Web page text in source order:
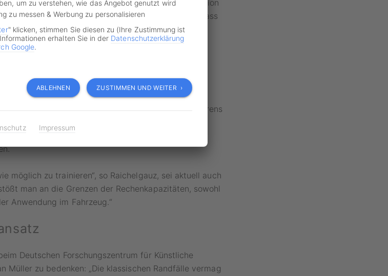
die Algorithmen nicht auf die spezifische Situation
Stimmen würden demnach davon ausgehen, dass
vorerst nicht wirtschaftlich sicher zum Einsatz
dem Prüfstand
sagt auch Igal Raichelgauz, der Chef des
Im Zuge der Forschung hinsichtlich autonomen Fahrens
stoßen, sodass der Fahrer häufiger als
müsse. Vollautonome Systeme könnten so nicht die
möglich zu trainieren“, so Raichelgauz, sei aktuell auch
man an die Grenzen der Rechenkapazitäten, sowohl
Anwendung im Fahrzeug.“
Deutschen Forschungszentrum für Künstliche
Müller zu bedenken: „Die klassischen Randfälle vermag
um zu verstehen, wie das Angebot genutzt wird
zu messen & Werbung zu personalisieren
" klicken, stimmen Sie diesen zu (Ihre Zustimmung ist
erhalten Sie in der Datenschutzerklärung
Google.
ABLEHNEN ZUSTIMMEN UND WEITER ›
Impressum